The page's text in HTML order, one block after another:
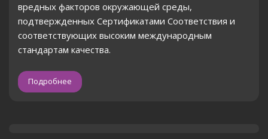
вредных факторов окружающей среды,
подтвержденных Сертификатами Соответствия и
соответствующих высоким международным
стандартам качества.
Подробнее